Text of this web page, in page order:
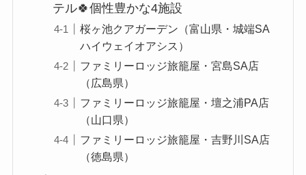
テル🍀個性豊かな4施設
桜ヶ池クアガーデン（富山県・城端SA
ハイウェイオアシス）
ファミリーロッジ旅籠屋・宮島SA店
（広島県）
ファミリーロッジ旅籠屋・壇之浦PA店
（山口県）
ファミリーロッジ旅籠屋・吉野川SA店
（徳島県）